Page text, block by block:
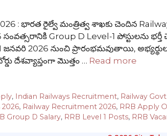
: భారత రైల్వే మంత్రిత్వ శాఖకు చెందిన
Group D Level-1 పోస్టులను భర్తీ
2026 నుంచి ప్రారంభమవుతాయి,
దేశవ్యాప్తంగా మొత్తం … Read more
, Indian Railways Recruitment, Railway
2026, Railway Recruitment 2026, RRB Apply
Group D Salary, RRB Level 1 Posts, RRB